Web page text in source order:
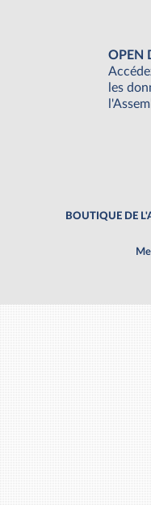
OPEN
les
BOUTIQUE DE